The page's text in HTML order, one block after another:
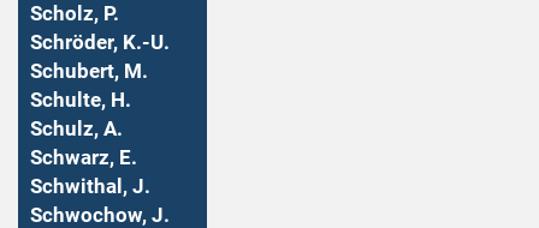
Scholz, P.
Schröder, K.-U.
Schubert, M.
Schulte, H.
Schulz, A.
Schwarz, E.
Schwithal, J.
Schwochow, J.